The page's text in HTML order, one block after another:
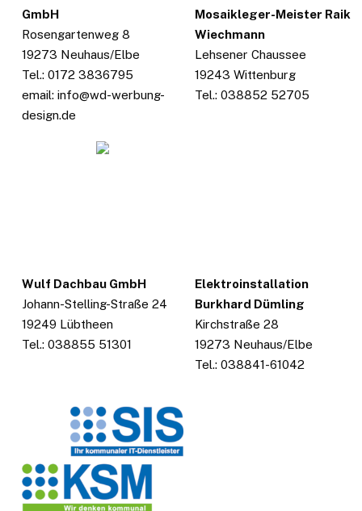
GmbH
Rosengartenweg 8
19273 Neuhaus/Elbe
Tel.: 0172 3836795
email: info@wd-werbung-
design.de
Mosaikleger-Meister Raik
Wiechmann
Lehsener Chaussee
19243 Wittenburg
Tel.: 038852 52705
Wulf Dachbau GmbH
Johann-Stelling-Straße 24
19249 Lübtheen
Tel.: 038855 51301
Elektroinstallation
Burkhard Dümling
Kirchstraße 28
19273 Neuhaus/Elbe
Tel.: 038841-61042